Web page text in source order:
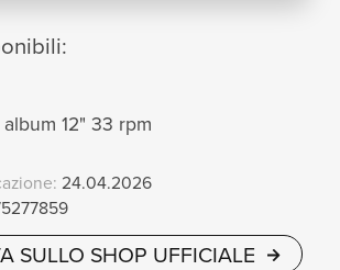
12" 33 rpm
24.04.2026
SULLO SHOP UFFICIALE